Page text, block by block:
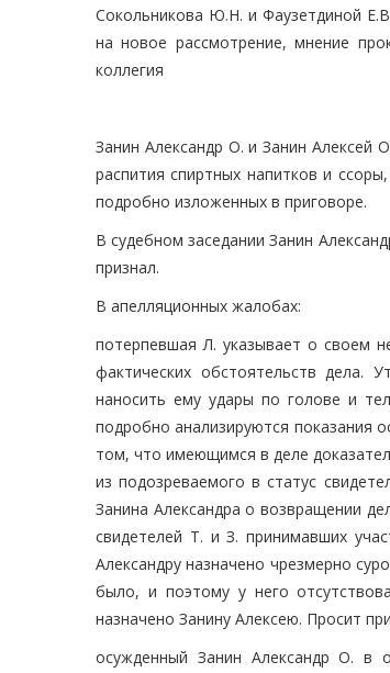
Сокольникова Ю.Н. и Фаузетдиной
на новое рассмотрение, мнение
коллегия
Занин Александр О. и Занин Алексей
распития спиртных напитков и
подробно изложенных в приговоре.
В судебном заседании Занин
признал.
В апелляционных жалобах:
потерпевшая Л. указывает о своем
фактических обстоятельств
наносить ему удары по голове и
подробно анализируются показания
том, что имеющимся в деле
из подозреваемого в статус
Занина Александра о возвращении
свидетелей Т. и З. принимавших
Александру назначено чрезмерно
было, и поэтому у него
назначено Занину Алексею. Просит
осужденный Занин Александр О. в